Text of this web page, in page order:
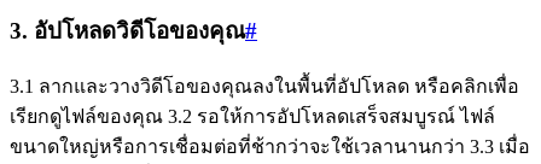
3. อัปโหลดวิดีโอของคุณ#
3.1 ลากและวางวิดีโอของคุณลงในพื้นที่อัปโหลด หรือคลิกเพื่อ
เรียกดูไฟล์ของคุณ 3.2 รอให้การอัปโหลดเสร็จสมบูรณ์ ไฟล์
ขนาดใหญ่หรือการเชื่อมต่อที่ช้ากว่าจะใช้เวลานานกว่า 3.3 เมื่อ